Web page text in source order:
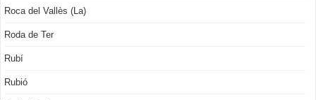
Roca del Vallès (La)
Roda de Ter
Rubí
Rubió